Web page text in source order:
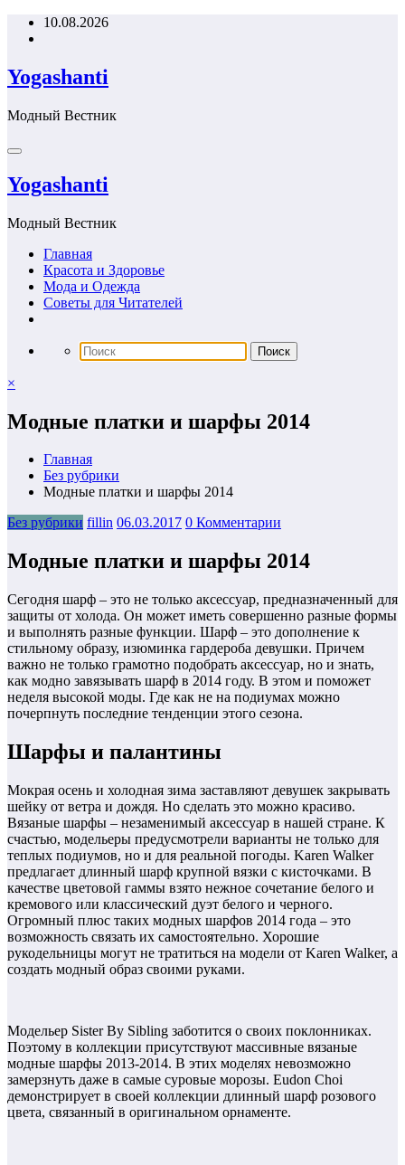
Перейти10.08.2026
Yogashanti
Модный Вестник
Yogashanti
Модный Вестник
Главная
Красота и Здоровье
Мода и Одежда
Советы для Читателей
×
Модные платки и шарфы 2014
Главная
Без рубрики
Модные платки и шарфы 2014
Без рубрики fillin 06.03.2017 0 Комментарии
Модные платки и шарфы 2014
Сегодня шарф – это не только аксессуар, предназначенный для
защиты от холода. Он может иметь совершенно разные формы
и выполнять разные функции. Шарф – это дополнение к
стильному образу, изюминка гардероба девушки. Причем
важно не только грамотно подобрать аксессуар, но и знать,
как модно завязывать шарф в 2014 году. В этом и поможет
неделя высокой моды. Где как не на подиумах можно
почерпнуть последние тенденции этого сезона.
Шарфы и палантины
Мокрая осень и холодная зима заставляют девушек закрывать
шейку от ветра и дождя. Но сделать это можно красиво.
Вязаные шарфы – незаменимый аксессуар в нашей стране. К
счастью, модельеры предусмотрели варианты не только для
теплых подиумов, но и для реальной погоды. Karen Walker
предлагает длинный шарф крупной вязки с кисточками. В
качестве цветовой гаммы взято нежное сочетание белого и
кремового или классический дуэт белого и черного.
Огромный плюс таких модных шарфов 2014 года – это
возможность связать их самостоятельно. Хорошие
рукодельницы могут не тратиться на модели от Karen Walker, а
создать модный образ своими руками.
Модельер Sister By Sibling заботится о своих поклонниках.
Поэтому в коллекции присутствуют массивные вязаные
модные шарфы 2013-2014. В этих моделях невозможно
замерзнуть даже в самые суровые морозы. Eudon Choi
демонстрирует в своей коллекции длинный шарф розового
цвета, связанный в оригинальном орнаменте.